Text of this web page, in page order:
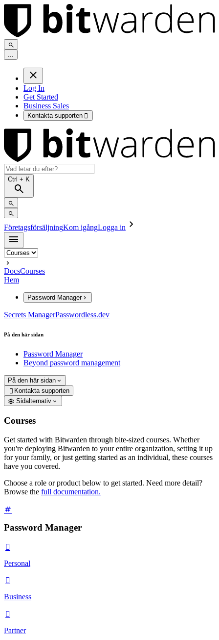
...
Log In
Get Started
Business Sales
Kontakta supporten 
Ctrl + K
FöretagsförsäljningKom igångLogga in
DocsCourses
Hem
Password Manager
Secrets ManagerPasswordless.dev
På den här sidan
Password Manager
Beyond password management
På den här sidan
 Kontakta supporten
Sidalternativ
Courses
Get started with Bitwarden through bite-sized courses. Whether
you're deploying Bitwarden to your entire organization, setting it up
for your family, or just getting started as an individual, these courses
have you covered.
Choose a role or product below to get started. Need more detail?
Browse the full documentation.
Password Manager

Personal

Business

Partner